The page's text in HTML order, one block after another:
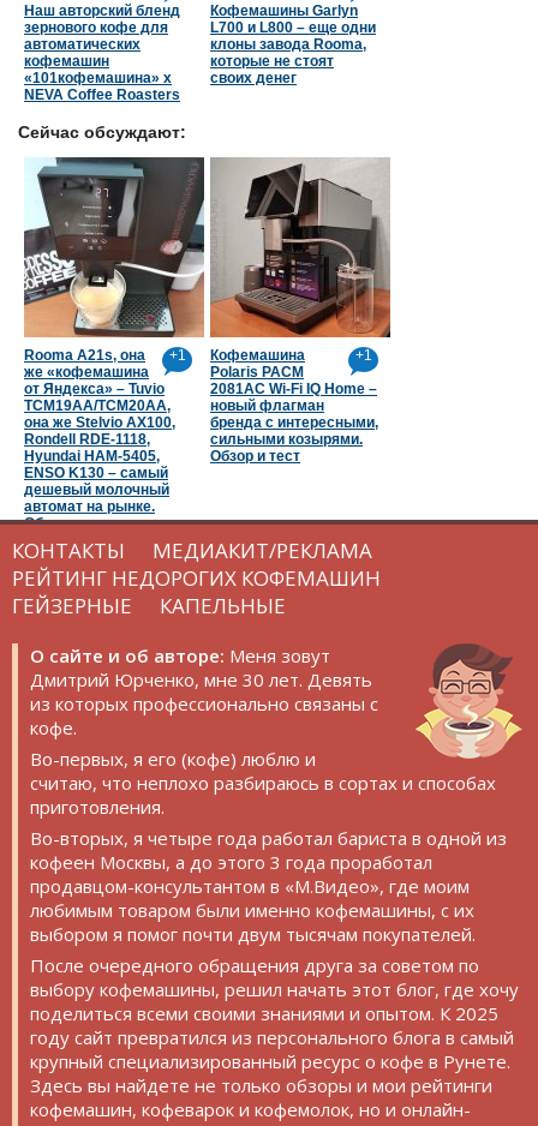
Наш авторский бленд
зернового кофе для
автоматических
кофемашин
«101кофемашина» х
NEVA Coffee Roasters
Кофемашины Garlyn
L700 и L800 – еще одни
клоны завода Rooma,
которые не стоят
своих денег
Сейчас обсуждают:
+1
Rooma A21s, она
же «кофемашина
от Яндекса» – Tuvio
TCM19AA/TCM20AA,
она же Stelvio AX100,
Rondell RDE-1118,
Hyundai HAM-5405,
ENSO K130 – самый
дешевый молочный
автомат на рынке.
Обзор и тест
+1
Кофемашина
Polaris PACM
2081AC Wi-Fi IQ Home –
новый флагман
бренда с интересными,
сильными козырями.
Обзор и тест
КОНТАКТЫ
МЕДИАКИТ/РЕКЛАМА
РЕЙТИНГ НЕДОРОГИХ КОФЕМАШИН
ГЕЙЗЕРНЫЕ
КАПЕЛЬНЫЕ
О сайте и об авторе: Меня зовут
Дмитрий Юрченко, мне 30 лет. Девять
из которых профессионально связаны с
кофе.
Во-первых, я его (кофе) люблю и
считаю, что неплохо разбираюсь в сортах и способах
приготовления.
Во-вторых, я четыре года работал бариста в одной из
кофеен Москвы, а до этого 3 года проработал
продавцом-консультантом в «М.Видео», где моим
любимым товаром были именно кофемашины, с их
выбором я помог почти двум тысячам покупателей.
После очередного обращения друга за советом по
выбору кофемашины, решил начать этот блог, где хочу
поделиться всеми своими знаниями и опытом. К 2025
году сайт превратился из персонального блога в самый
крупный специализированный ресурс о кофе в Рунете.
Здесь вы найдете не только обзоры и мои рейтинги
кофемашин, кофеварок и кофемолок, но и онлайн-